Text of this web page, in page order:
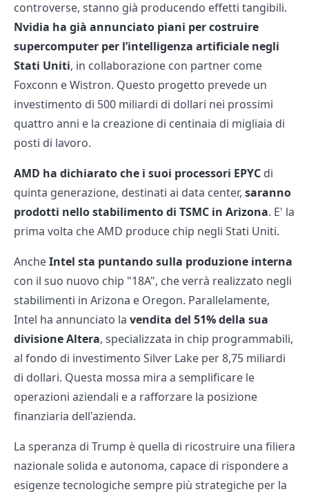
controverse, stanno già producendo effetti tangibili.
Nvidia ha già annunciato piani per costruire
supercomputer per l’intelligenza artificiale negli
Stati Uniti, in collaborazione con partner come
Foxconn e Wistron. Questo progetto prevede un
investimento di 500 miliardi di dollari nei prossimi
quattro anni e la creazione di centinaia di migliaia di
posti di lavoro.
AMD ha dichiarato che i suoi processori EPYC di
quinta generazione, destinati ai data center, saranno
prodotti nello stabilimento di TSMC in Arizona. E' la
prima volta che AMD produce chip negli Stati Uniti.
AncheIntel sta puntando sulla produzione interna
con il suo nuovo chip "18A", che verrà realizzato negli
stabilimenti in Arizona e Oregon. Parallelamente,
Intel ha annunciato la vendita del 51% della sua
divisione Altera, specializzata in chip programmabili,
al fondo di investimento Silver Lake per 8,75 miliardi
di dollari. Questa mossa mira a semplificare le
operazioni aziendali e a rafforzare la posizione
finanziaria dell'azienda.
La speranza di Trump è quella di ricostruire una filiera
nazionale solida e autonoma, capace di rispondere a
esigenze tecnologiche sempre più strategiche per la